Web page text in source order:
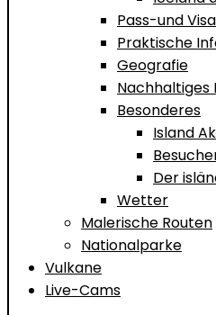
Pass-und
Praktische
Geografie
Nachhaltiges
Besonderes
Island
Der
Wetter
Malerische Routen
Nationalparke
Vulkane
Live-Cams